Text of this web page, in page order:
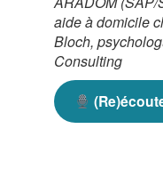
aide à domicile
Bloch,
Consulting